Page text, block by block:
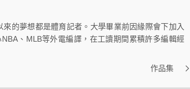
的夢想都是體育記者。大學畢業前因緣際會下加入
、MLB等外電編譯，在工讀期間累積許多編輯經
作品集